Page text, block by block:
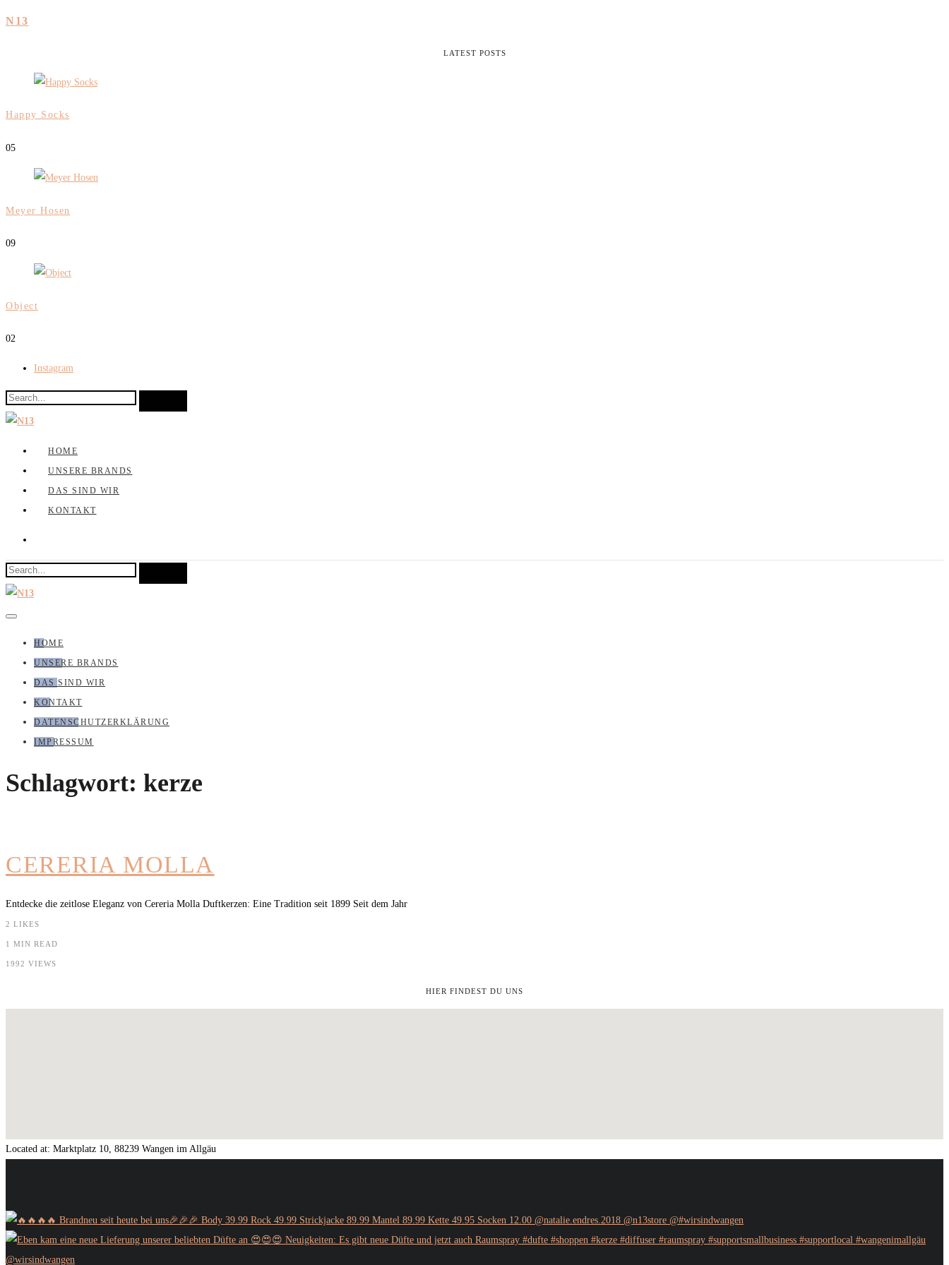
N13
LATEST POSTS
Happy Socks
05
Meyer Hosen
09
Object
02
Instagram
HOME
UNSERE BRANDS
DAS SIND WIR
KONTAKT
HOME
UNSERE BRANDS
DAS SIND WIR
KONTAKT
DATENSCHUTZERKLÄRUNG
IMPRESSUM
Schlagwort: kerze
CERERIA MOLLA
Entdecke die zeitlose Eleganz von Cereria Molla Duftkerzen: Eine Tradition seit 1899 Seit dem Jahr
2 LIKES
1 MIN READ
1992 VIEWS
HIER FINDEST DU UNS
Located at: Marktplatz 10, 88239 Wangen im Allgäu